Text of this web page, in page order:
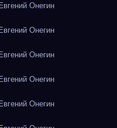
Онегин
Онегин
Онегин
Онегин
Онегин